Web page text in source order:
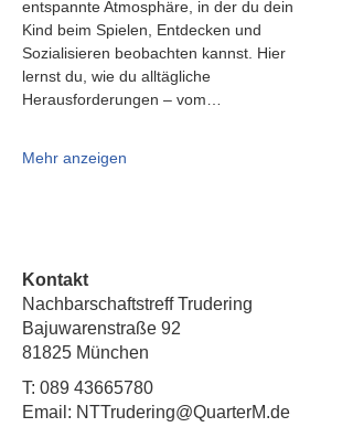
entspannte Atmosphäre, in der du dein
Kind beim Spielen, Entdecken und
Sozialisieren beobachten kannst. Hier
lernst du, wie du alltägliche
Herausforderungen – vom…
Mehr anzeigen
Kontakt
Nachbarschaftstreff Trudering
Bajuwarenstraße 92
81825 München
T: 089 43665780
Email: NTTrudering@QuarterM.de